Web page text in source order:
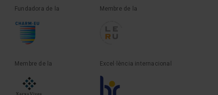
Fundadora de la Membre de la
Membre de la Excel·lència internacional